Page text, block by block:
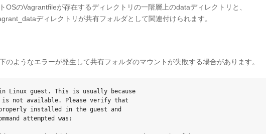
OSのVagrantfileが存在するディレクトリの一階層上のdataディレクトリと、
ディレクトリが共有フォルダとして関連付けられます。
のようなエラーが発生して共有フォルダのマウントが失敗する場合があります。
Linux guest. This is usually because
not available. Please verify that
installed in the guest and
attempted was: